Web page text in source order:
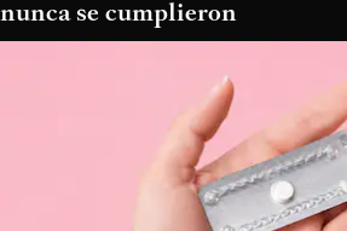
nunca se cumplieron